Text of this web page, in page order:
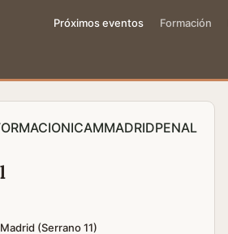
Próximos eventos Formación
ICAMMADRIDPENAL
(Serrano 11)